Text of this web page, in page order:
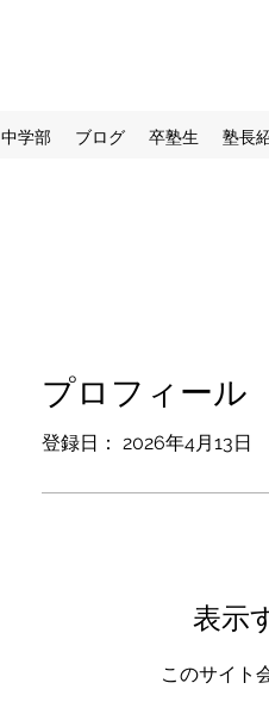
中学部 ブログ 卒塾生 塾長
プロフィール
登録日： 2026年4月13日
表示
このサイト